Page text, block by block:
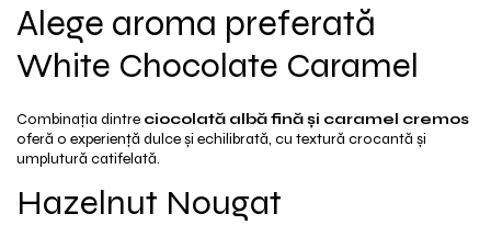
Alege aroma preferată
White Chocolate Caramel
Combinația dintre ciocolată albă fină și caramel cremos
oferă o experiență dulce și echilibrată, cu textură crocantă și
umplutură catifelată.
Hazelnut Nougat